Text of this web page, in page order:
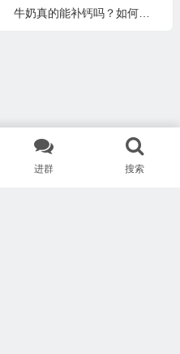
牛奶真的能补钙吗？如何改善骨质疏松？如何正确补钙？骨折后如何尽早恢复？
进群 搜索